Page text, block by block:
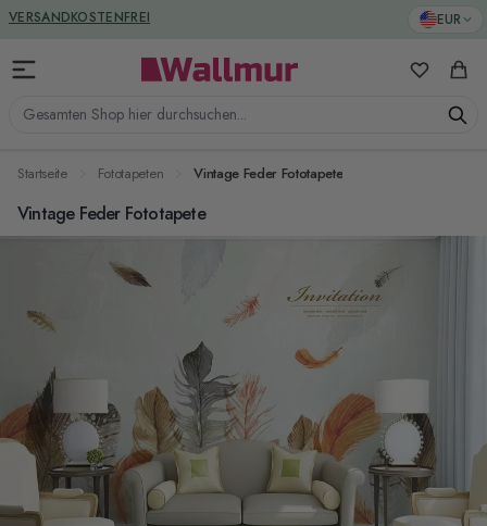
Zum Inhalt springen EUR
Gesamten Shop hier durchsuchen...
Meine
VERSANDKOSTENFREI
GREENGUARD ZERTIFIZIERT
Startseite Fototapeten Vintage Feder Fototapete
Vintage Feder Fototapete